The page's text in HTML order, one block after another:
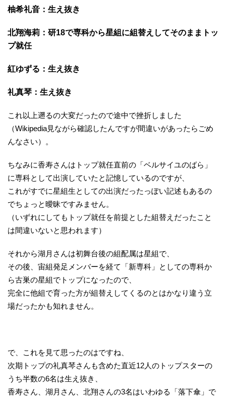
柚希礼音：生え抜き
北翔海莉：研18で専科から星組に組替えしてそのままトッ
プ就任
紅ゆずる：生え抜き
礼真琴：生え抜き
これ以上遡るの大変だったので途中で挫折しました
（Wikipedia見ながら確認したんですが間違いがあったらごめ
んなさい）。
ちなみに香寿さんはトップ就任直前の「ベルサイユのばら」
に専科として出演していたと記憶しているのですが、
これがすでに星組生としての出演だったっぽい記述もあるの
でちょっと曖昧ですみません。
（いずれにしてもトップ就任を前提とした組替えだったこと
は間違いないと思われます）
それから湖月さんは初舞台後の組配属は星組で、
その後、宙組発足メンバーを経て「新専科」としての専科か
ら古巣の星組でトップになったので、
完全に他組で育った方が組替えしてくるのとはかなり違う立
場だったかも知れません。
で、これを見て思ったのはですね、
次期トップの礼真琴さんも含めた直近12人のトップスターの
うち半数の6名は生え抜き、
香寿さん、湖月さん、北翔さんの3名はいわゆる「落下傘」で